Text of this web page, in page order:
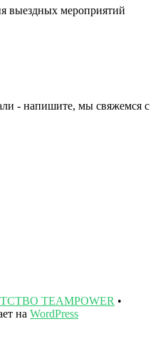
выездных мероприятий
- напишите, мы свяжемся с
TEAMPOWER •
на WordPress